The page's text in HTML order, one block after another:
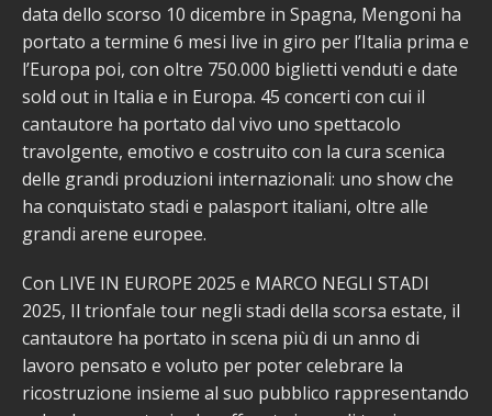
data dello scorso 10 dicembre in Spagna, Mengoni ha
portato a termine 6 mesi live in giro per l’Italia prima e
l’Europa poi, con oltre 750.000 biglietti venduti e date
sold out in Italia e in Europa. 45 concerti con cui il
cantautore ha portato dal vivo uno spettacolo
travolgente, emotivo e costruito con la cura scenica
delle grandi produzioni internazionali: uno show che
ha conquistato stadi e palasport italiani, oltre alle
grandi arene europee.
Con LIVE IN EUROPE 2025 e MARCO NEGLI STADI
2025, Il trionfale tour negli stadi della scorsa estate, il
cantautore ha portato in scena più di un anno di
lavoro pensato e voluto per poter celebrare la
ricostruzione insieme al suo pubblico rappresentando